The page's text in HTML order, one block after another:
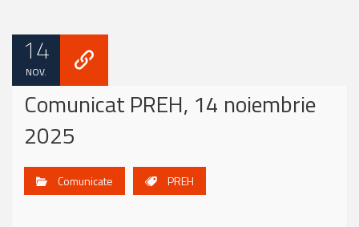
14
NOV.
Comunicat PREH, 14 noiembrie
2025
Comunicate PREH